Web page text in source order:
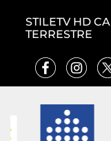
STILETV HD
TERRESTRE